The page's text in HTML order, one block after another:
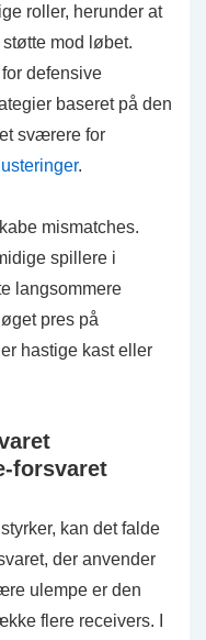
roller, herunder at
mod løbet.
defensive
baseret på den
sværere for
.
mismatches.
spillere i
langsommere
pres på
hastige kast eller
forsvaret
kan det falde
der anvender
ulempe er den
flere receivers. I